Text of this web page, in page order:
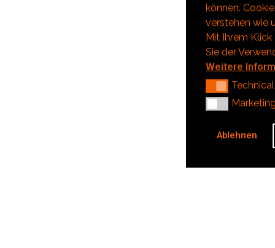
können.
verstehen wie
Mit Ihrem
Sie der
Weitere
TechnicalTechnical
Marketing
Ablehnen